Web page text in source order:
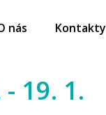
nás Kontakty
19. 1.